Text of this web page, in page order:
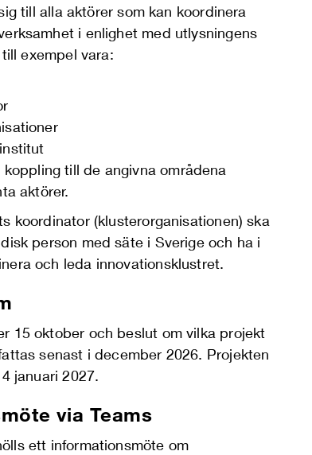
till alla aktörer som kan koordinera
i enlighet med utlysningens
exempel vara:
till de angivna områdena
aktörer.
koordinator (klusterorganisationen) ska
person med säte i Sverige och ha i
och leda innovationsklustret.
15 oktober och beslut om vilka projekt
senast i december 2026. Projekten
januari 2027.
via Teams
ett informationsmöte om